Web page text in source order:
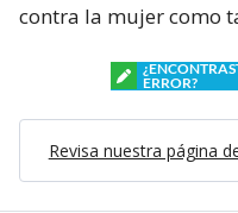
contra la mujer como
ERROR?
Revisa nuestra página